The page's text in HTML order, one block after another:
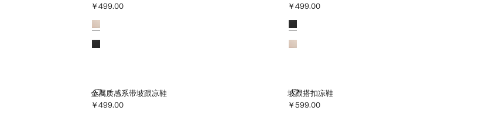
当前价格 [￥499.00 ]
￥499.00
颜色
当前价格 [￥499.00 ]
￥499.00
颜色
金属质感系带坡跟凉鞋
金属质感系带坡跟凉鞋
当前价格 [￥499.00 ]
￥499.00
坡跟搭扣凉鞋
坡跟搭扣凉鞋
当前价格 [￥599.00 ]
￥599.00